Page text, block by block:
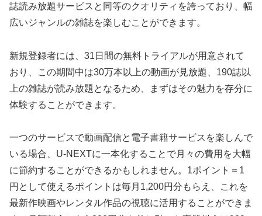
誌読み放題サービスと同等のクオリティを誇っており、幅
広いジャンルの雑誌を楽しむことができます。
新規登録者には、31日間の無料トライアルが用意されて
おり、この期間中は30万本以上の動画が見放題、190誌以
上の雑誌が読み放題となるため、まずはその魅力を存分に
体験することができます。
一つのサービスで動画配信と電子書籍サービスを楽しんで
いる場合、U-NEXTに一本化することで月々の費用を大幅
に節約することができるかもしれません。1ポイント＝1
円として使えるポイントは毎月1,200円分もらえ、これを
最新作映画やレンタル作品の視聴に活用することができま